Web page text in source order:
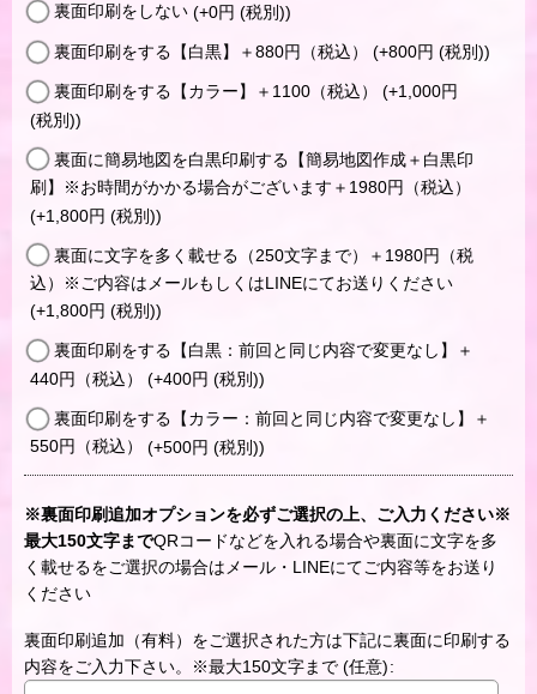
裏面印刷をしない (+0円 (税別))
裏面印刷をする【白黒】＋880円（税込） (+800円 (税別))
裏面印刷をする【カラー】＋1100（税込） (+1,000円
(税別))
裏面に簡易地図を白黒印刷する【簡易地図作成＋白黒印
刷】※お時間がかかる場合がございます＋1980円（税込）
(+1,800円 (税別))
裏面に文字を多く載せる（250文字まで）＋1980円（税
込）※ご内容はメールもしくはLINEにてお送りください
(+1,800円 (税別))
裏面印刷をする【白黒：前回と同じ内容で変更なし】＋
440円（税込） (+400円 (税別))
裏面印刷をする【カラー：前回と同じ内容で変更なし】＋
550円（税込） (+500円 (税別))
※裏面印刷追加オプションを必ずご選択の上、ご入力ください※
最大150文字までQRコードなどを入れる場合や裏面に文字を多
く載せるをご選択の場合はメール・LINEにてご内容等をお送り
ください
裏面印刷追加（有料）をご選択された方は下記に裏面に印刷する
内容をご入力下さい。※最大150文字まで (任意):